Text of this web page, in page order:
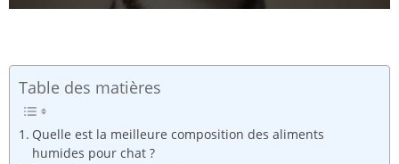
Table des matières
Quelle est la meilleure composition des aliments
humides pour chat ?